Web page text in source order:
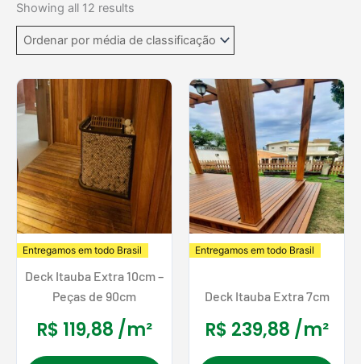
Showing all 12 results
rating
Entregamos em todo Brasil
Deck Itauba Extra 10cm –
Peças de 90cm
R$ 119,88 /m²
Entregamos em todo Brasil
Deck Itauba Extra 7cm
R$ 239,88 /m²